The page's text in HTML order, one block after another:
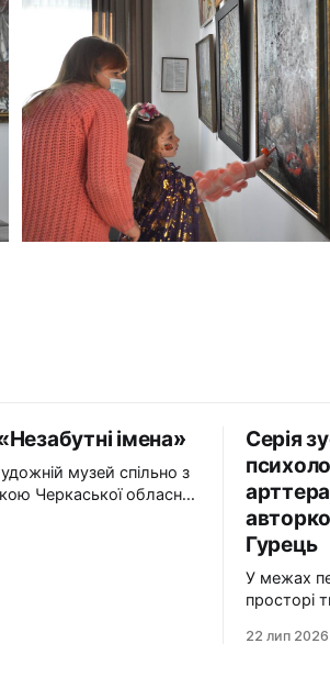
імена»
музей спільно з
Черкаської обласної
презентує
Серія
Гурець
У межах
просторі
зустрічей
22 лип 2026